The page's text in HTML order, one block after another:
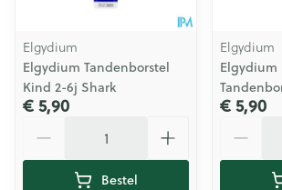
Elgydium
Elgydium Tandenborstel
Kind 2-6j Shark
€ 5,90
Bestel
Elgydium
Elgydium
€ 5,90